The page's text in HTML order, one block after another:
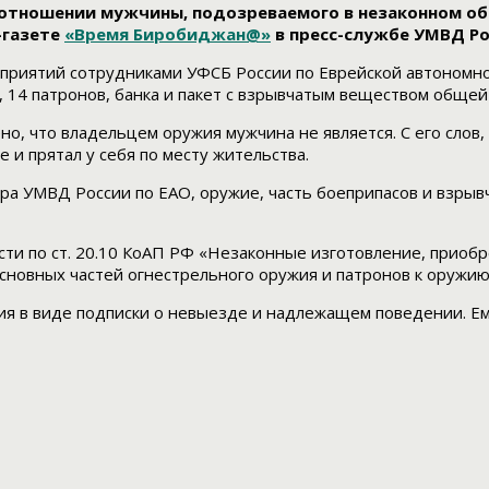
мужчины, подозреваемого в незаконном
«Время Биробиджан@» в пресс-службе УМВД
сотрудниками УФСБ России по Еврейской
патронов, банка и пакет с взрывчатым веществом
что владельцем оружия мужчина не является. С его
прятал у себя по месту жительства.
УМВД России по ЕАО, оружие, часть боеприпасов и
по ст. 20.10 КоАП РФ «Незаконные изготовление,
частей огнестрельного оружия и патронов к
в виде подписки о невыезде и надлежащем поведении.